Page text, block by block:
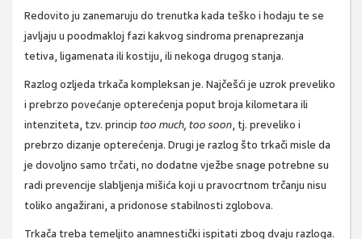
Redovito ju zanemaruju do trenutka kada teško i hodaju te se
javljaju u poodmakloj fazi kakvog sindroma prenaprezanja
tetiva, ligamenata ili kostiju, ili nekoga drugog stanja.
Razlog ozljeda trkača kompleksan je. Najčešći je uzrok preveliko
i prebrzo povećanje opterećenja poput broja kilometara ili
intenziteta, tzv. princip too much, too soon, tj. preveliko i
prebrzo dizanje opterećenja. Drugi je razlog što trkači misle da
je dovoljno samo trčati, no dodatne vježbe snage potrebne su
radi prevencije slabljenja mišića koji u pravocrtnom trčanju nisu
toliko angažirani, a pridonose stabilnosti zglobova.
Trkača treba temeljito anamnestički ispitati zbog dvaju razloga.